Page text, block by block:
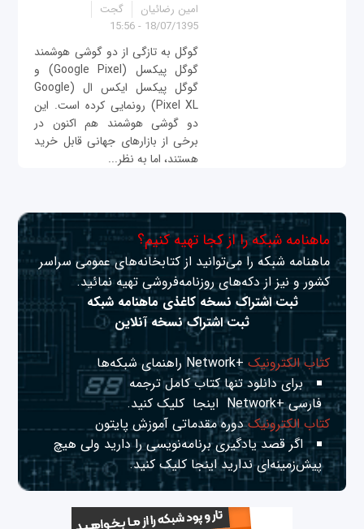
امین رضائیان
گجت
18/07/1395 - 15:56
گوگل به تازگی از دو گوشی هوشمند
گوگل پیکسل (Google Pixel) و
گوگل پیکسل ایکس ال (Google
Pixel XL) رونمایی کرده است. این
دو گوشی هوشمند هم اکنون در
برخی از بازارهای جهانی قابل خرید
هستند، اما به نظر...
ماهنامه شبکه را از کجا تهیه کنیم؟
ماهنامه شبکه را می‌توانید از کتابخانه‌های عمومی سراسر
کشور و نیز از دکه‌های روزنامه‌فروشی تهیه نمائید.
ثبت اشتراک نسخه کاغذی ماهنامه شبکه
ثبت اشتراک نسخه آنلاین
کتاب الکترونیک+Network راهنمای شبکه‌ها
برای دانلود تنها کتاب کامل ترجمه
فارسی +Network
اینجا کلیک کنید.
کتاب الکترونیکدوره مقدماتی آموزش پایتون
اگر قصد یادگیری برنامه‌نویسی را دارید ولی هیچ
پیش‌زمینه‌ای نداریداینجا کلیک کنید.